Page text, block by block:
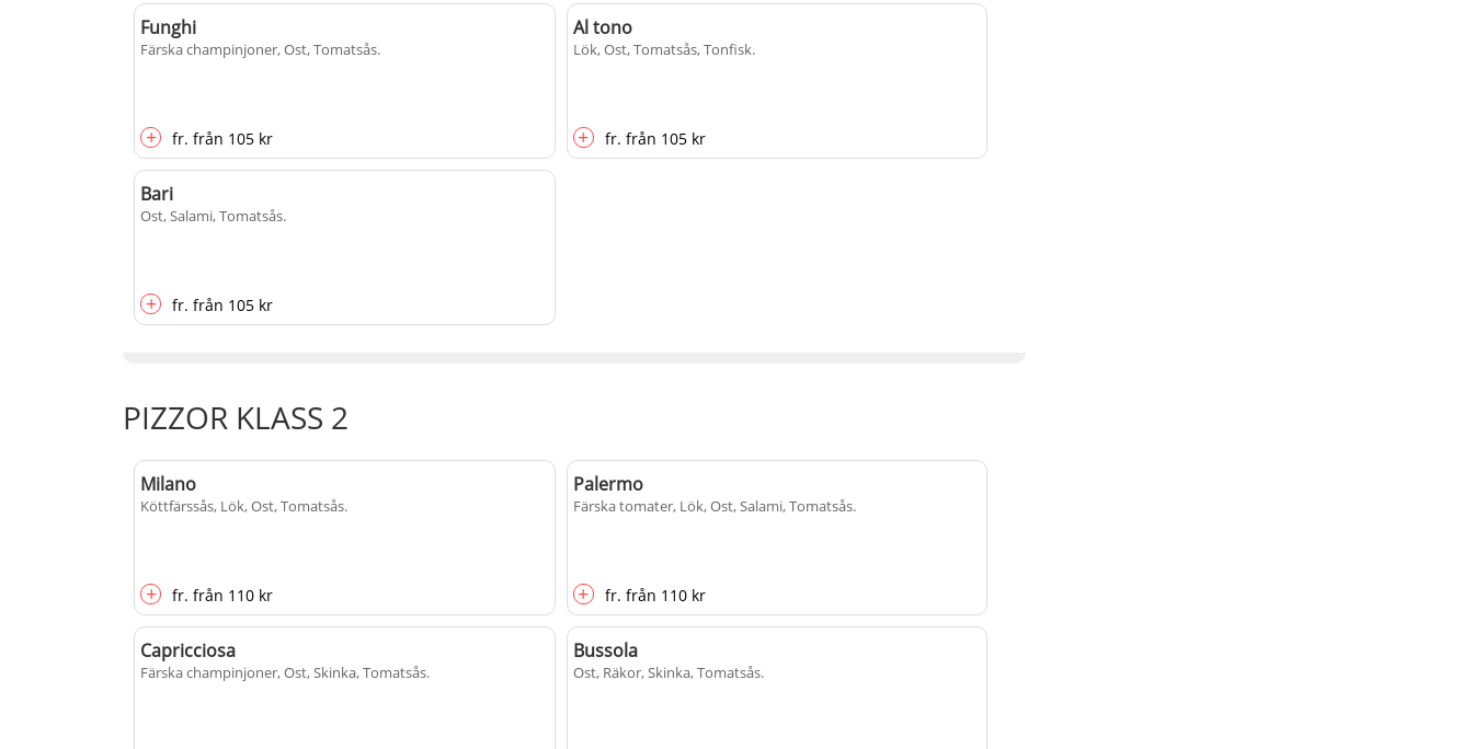
Funghi
Färska champinjoner, Ost, Tomatsås.
+ fr. från 105 kr
Al tono
Lök, Ost, Tomatsås, Tonfisk.
+ fr. från 105 kr
Bari
Ost, Salami, Tomatsås.
+ fr. från 105 kr
PIZZOR KLASS 2
Milano
Köttfärssås, Lök, Ost, Tomatsås.
+ fr. från 110 kr
Palermo
Färska tomater, Lök, Ost, Salami, Tomatsås.
+ fr. från 110 kr
Capricciosa
Färska champinjoner, Ost, Skinka, Tomatsås.
Bussola
Ost, Räkor, Skinka, Tomatsås.